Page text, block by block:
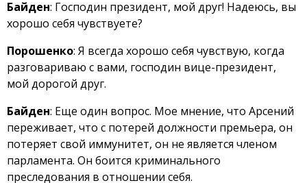
Байден: Господин президент, мой друг! Надеюсь, вы
хорошо себя чувствуете?
Порошенко: Я всегда хорошо себя чувствую, когда
разговариваю с вами, господин вице-президент,
мой дорогой друг.
Байден: Еще один вопрос. Мое мнение, что Арсений
переживает, что с потерей должности премьера, он
потеряет свой иммунитет, он не является членом
парламента. Он боится криминального
преследования в отношении себя.